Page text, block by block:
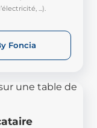
...).
Foncia